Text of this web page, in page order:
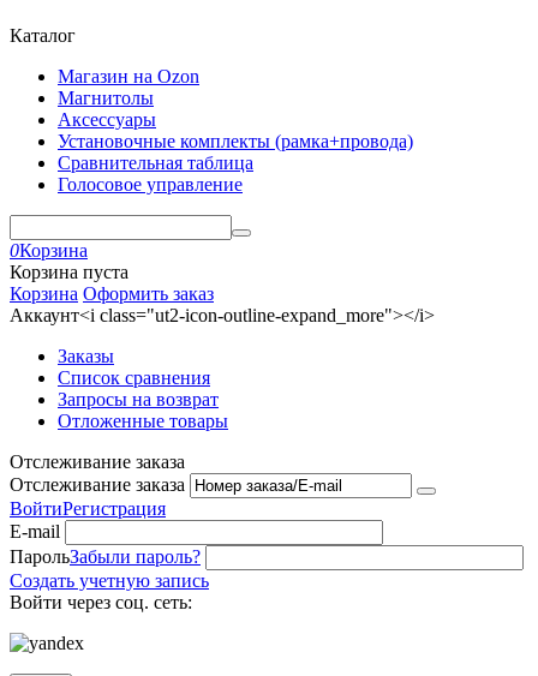
Каталог
Магазин на Ozon
Магнитолы
Аксессуары
Установочные комплекты (рамка+провода)
Сравнительная таблица
Голосовое управление
0Корзина
Корзина пуста
Корзина Оформить заказ
Аккаунт<i class="ut2-icon-outline-expand_more"></i>
Заказы
Список сравнения
Запросы на возврат
Отложенные товары
Отслеживание заказа
Отслеживание заказа
ВойтиРегистрация
E-mail
ПарольЗабыли пароль?
Создать учетную запись
Войти через соц. сеть: